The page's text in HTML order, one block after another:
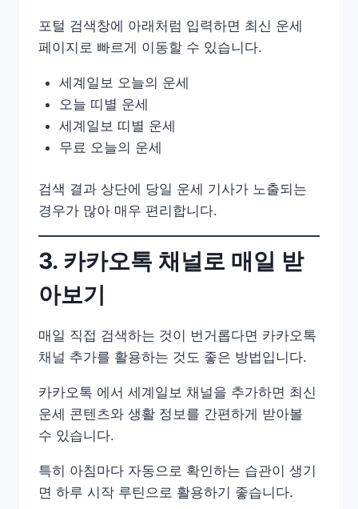
포털 검색창에 아래처럼 입력하면 최신 운세
페이지로 빠르게 이동할 수 있습니다.
세계일보 오늘의 운세
오늘 띠별 운세
세계일보 띠별 운세
무료 오늘의 운세
검색 결과 상단에 당일 운세 기사가 노출되는
경우가 많아 매우 편리합니다.
3. 카카오톡 채널로 매일 받
아보기
매일 직접 검색하는 것이 번거롭다면 카카오톡
채널 추가를 활용하는 것도 좋은 방법입니다.
카카오톡 에서 세계일보 채널을 추가하면 최신
운세 콘텐츠와 생활 정보를 간편하게 받아볼
수 있습니다.
특히 아침마다 자동으로 확인하는 습관이 생기
면 하루 시작 루틴으로 활용하기 좋습니다.